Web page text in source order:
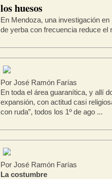
los huesos
En Mendoza, una investigación
de yerba con frecuencia reduce el
Por José Ramón Farías
En toda el área guaranítica, y allí
expansión, con actitud casi
con ruda”, todos los 1º de ago ...
Por José Ramón Farías
La costumbre